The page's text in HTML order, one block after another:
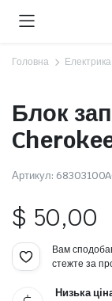
Головна Електрика
Блок
Артикул:
$ 50,00
Вам
стежте за
Низька